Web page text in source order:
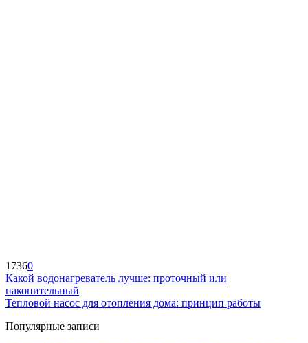
17360
Какой водонагреватель лучше: проточный или
накопительный
Тепловой насос для отопления дома: принцип работы
Популярные записи